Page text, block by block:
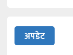
अपडेट